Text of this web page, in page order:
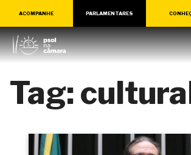
ACOMPANHE PARLAMENTARES
Tag: